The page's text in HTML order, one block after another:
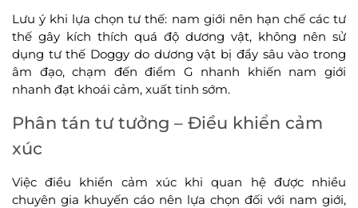
Lưu ý khi lựa chọn tư thế: nam giới nên hạn chế các tư
thế gây kích thích quá độ dương vật, không nên sử
dụng tư thế Doggy do dương vật bị đẩy sâu vào trong
âm đạo, chạm đến điểm G nhanh khiến nam giới
nhanh đạt khoái cảm, xuất tinh sớm.
Phân tán tư tưởng – Điều khiển cảm
xúc
Việc điều khiển cảm xúc khi quan hệ được nhiều
chuyên gia khuyến cáo nên lựa chọn đối với nam giới,